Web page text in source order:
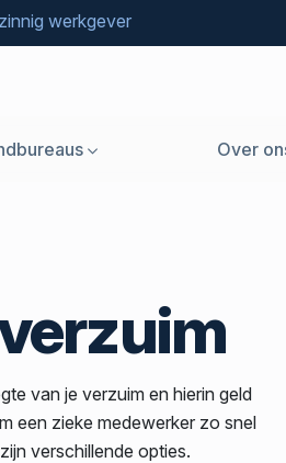
werkgever
Over
van je verzuim en hierin geld
een zieke medewerker zo snel
verschillende opties.